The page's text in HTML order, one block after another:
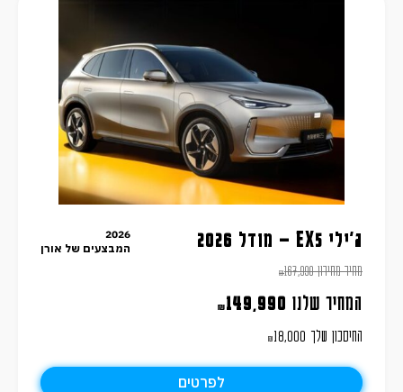
ג'ילי EX5 – מודל 2026
מחיר מחירון ₪167,990
המחיר שלנו ₪149,990
החיסכון שלך ₪18,000
2026
המבצעים של אורן
לפרטים